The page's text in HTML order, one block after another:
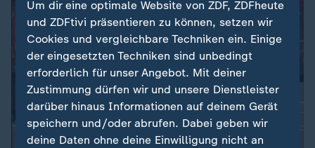
Um dir eine optimale Website von ZDF, ZDFheute
und ZDFtivi präsentieren zu können, setzen wir
Cookies und vergleichbare Techniken ein. Einige
der eingesetzten Techniken sind unbedingt
erforderlich für unser Angebot. Mit deiner
Zustimmung dürfen wir und unsere Dienstleister
darüber hinaus Informationen auf deinem Gerät
speichern und/oder abrufen. Dabei geben wir
deine Daten ohne deine Einwilligung nicht an